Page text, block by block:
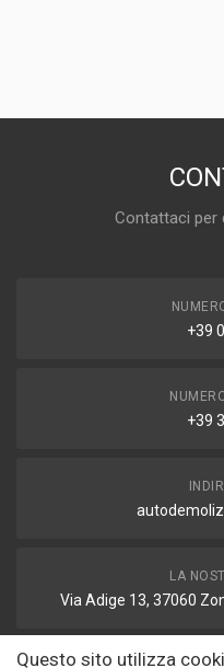
Contattaci per
+39
+39
LA
Via Adige 13, 37060
Questo sito utilizza